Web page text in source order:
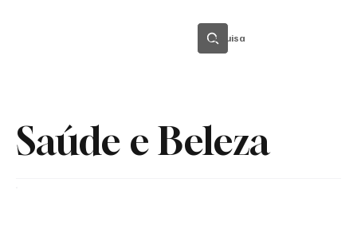
Pesquisa
Saúde e Beleza